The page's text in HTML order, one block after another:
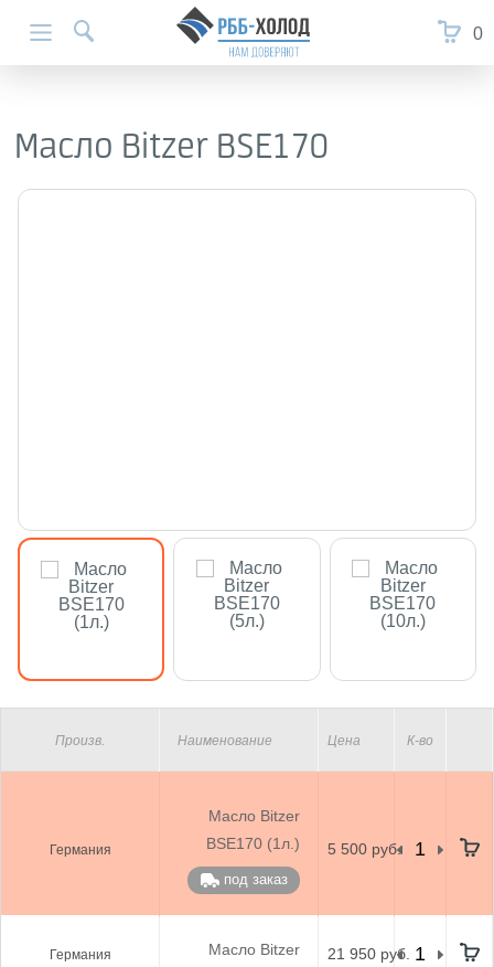
0
Масло Bitzer BSE170
Произв. Наименование Цена К-во
Германия
Масло Bitzer
BSE170 (1л.)
под заказ
5 500 руб.
Германия
Масло Bitzer
21 950 руб.